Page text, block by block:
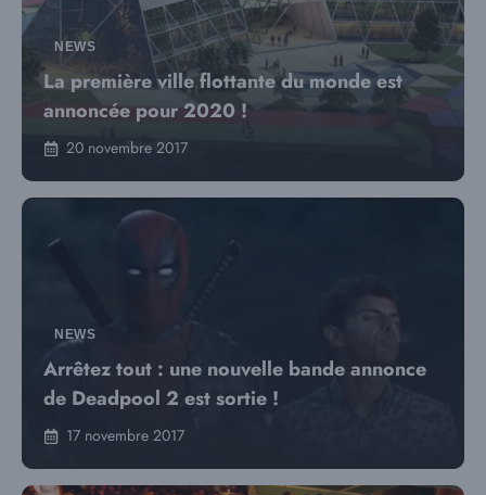
NEWS
La première ville flottante du monde est
annoncée pour 2020 !
20 novembre 2017
NEWS
Arrêtez tout : une nouvelle bande annonce
de Deadpool 2 est sortie !
17 novembre 2017